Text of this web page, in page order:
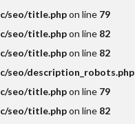
seo/title.phpon line 79
seo/title.phpon line 82
seo/title.phpon line 82
seo/description_robots.php
seo/title.phpon line 79
seo/title.phpon line 82